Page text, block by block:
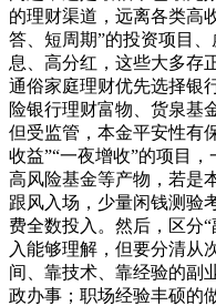
的理财渠道，远离各类高
答、短周期”的投资项目
息、高分红，这些大多存
通俗家庭理财优先选择银
险银行理财富物、货泉基
但受监管，本金平安性有
收益”“一夜增收”的项目
高风险基金等产物，若是
跟风入场，少量闲钱测验
费全数投入。然后，区分
入能够理解，但要分清从
间、靠技术、靠经验的副
政办事；职场经验丰硕的